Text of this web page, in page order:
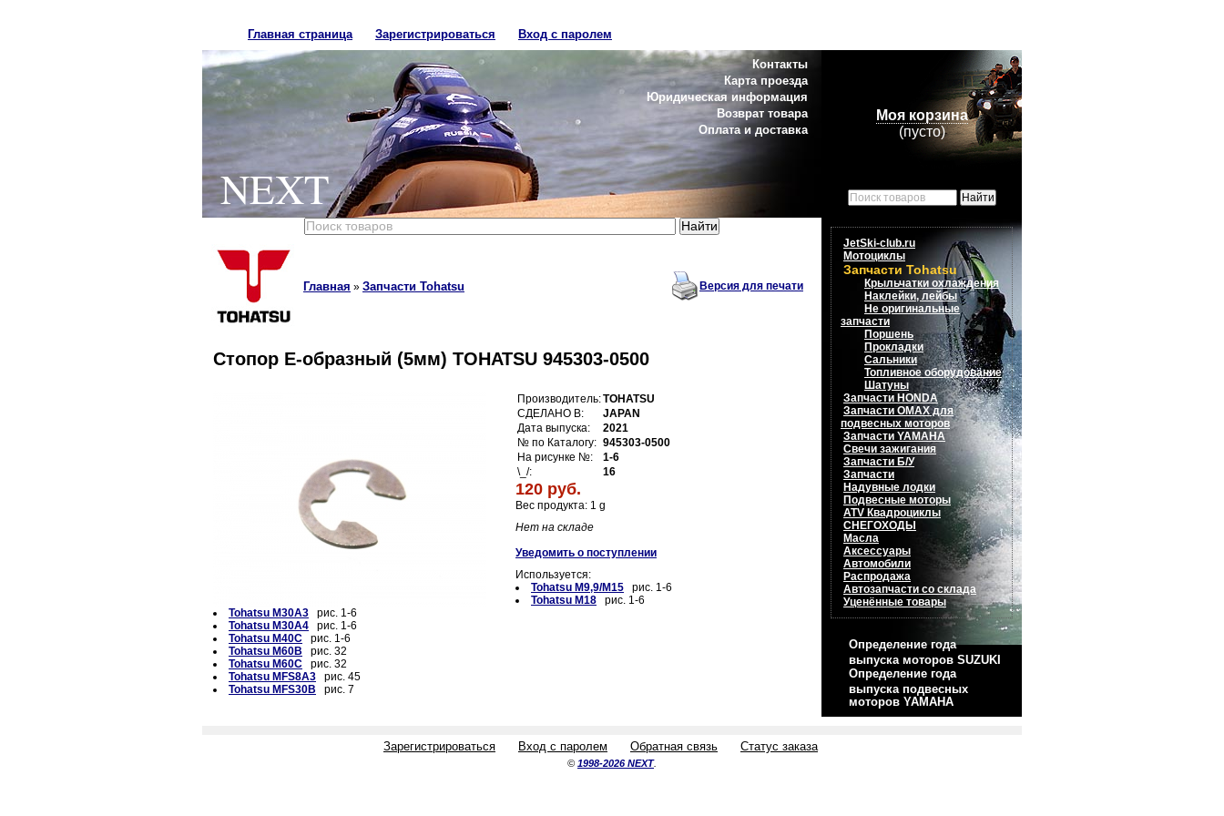
Главная страница Зарегистрироваться Вход с паролем
NEXT
Контакты
Карта проезда
Юридическая информация
Возврат товара
Оплата и доставка
Моя корзина
(пусто)
Главная » Запчасти Tohatsu Версия для печати
Стопор E-образный (5мм) TOHATSU 945303-0500
Производитель:TOHATSU
СДЕЛАНО В:
JAPAN
Дата выпуска:
2021
№ по Каталогу: 945303-0500
На рисунке №:
1-6
\_/:
16
120 руб.
Вес продукта: 1 g
Нет на складе
Уведомить о поступлении
Используется:
Tohatsu M9,9/M15 рис. 1-6
Tohatsu M18 рис. 1-6
Tohatsu M30A3 рис. 1-6
Tohatsu M30A4 рис. 1-6
Tohatsu M40C рис. 1-6
Tohatsu M60B рис. 32
Tohatsu M60C рис. 32
Tohatsu MFS8A3 рис. 45
Tohatsu MFS30B рис. 7
JetSki-club.ru
Мотоциклы
Запчасти Tohatsu
Крыльчатки охлаждения
Наклейки, лейбы
Не оригинальные
запчасти
Поршень
Прокладки
Сальники
Топливное оборудование
Шатуны
Запчасти HONDA
Запчасти OMAX для
подвесных моторов
Запчасти YAMAHA
Свечи зажигания
Запчасти Б/У
Запчасти
Надувные лодки
Подвесные моторы
ATV Квадроциклы
СНЕГОХОДЫ
Масла
Аксессуары
Автомобили
Распродажа
Автозапчасти со склада
Уценённые товары
Определение года
выпуска моторов SUZUKI
Определение года
выпуска подвесных
моторов YAMAHA
Зарегистрироваться Вход с паролем Обратная связь Статус заказа
© 1998-2026 NEXT.